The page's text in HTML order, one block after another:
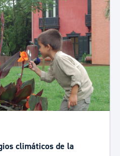
climáticos de la